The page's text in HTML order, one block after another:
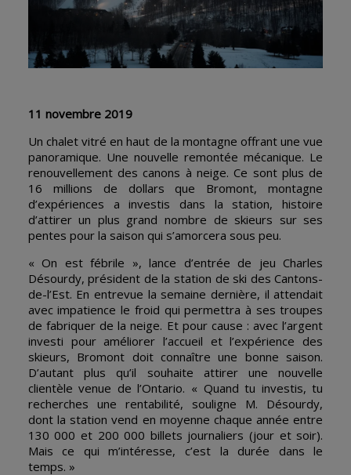
11 novembre 2019
Un chalet vitré en haut de la montagne offrant une vue
panoramique. Une nouvelle remontée mécanique. Le
renouvellement des canons à neige. Ce sont plus de
16 millions de dollars que Bromont, montagne
d’expériences a investis dans la station, histoire
d’attirer un plus grand nombre de skieurs sur ses
pentes pour la saison qui s’amorcera sous peu.
« On est fébrile », lance d’entrée de jeu Charles
Désourdy, président de la station de ski des Cantons-
de-l’Est. En entrevue la semaine dernière, il attendait
avec impatience le froid qui permettra à ses troupes
de fabriquer de la neige. Et pour cause : avec l’argent
investi pour améliorer l’accueil et l’expérience des
skieurs, Bromont doit connaître une bonne saison.
D’autant plus qu’il souhaite attirer une nouvelle
clientèle venue de l’Ontario. « Quand tu investis, tu
recherches une rentabilité, souligne M. Désourdy,
dont la station vend en moyenne chaque année entre
130 000 et 200 000 billets journaliers (jour et soir).
Mais ce qui m’intéresse, c’est la durée dans le
temps. »